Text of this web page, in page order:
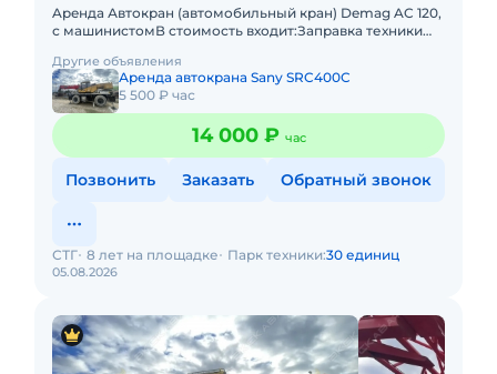
Apeнда Автокран (автомобильный кран) Demag AC 120,
с машинистомВ стоимость входит:Заправка техники
документами и гр
Другие объявления
Аренда автокрана Sany SRC400C
5 500 ₽ час
14 000 ₽ час
Позвонить Заказать Обратный звонок
05.08.2026
СТГ 8 лет на площадке Парк техники:30 единиц